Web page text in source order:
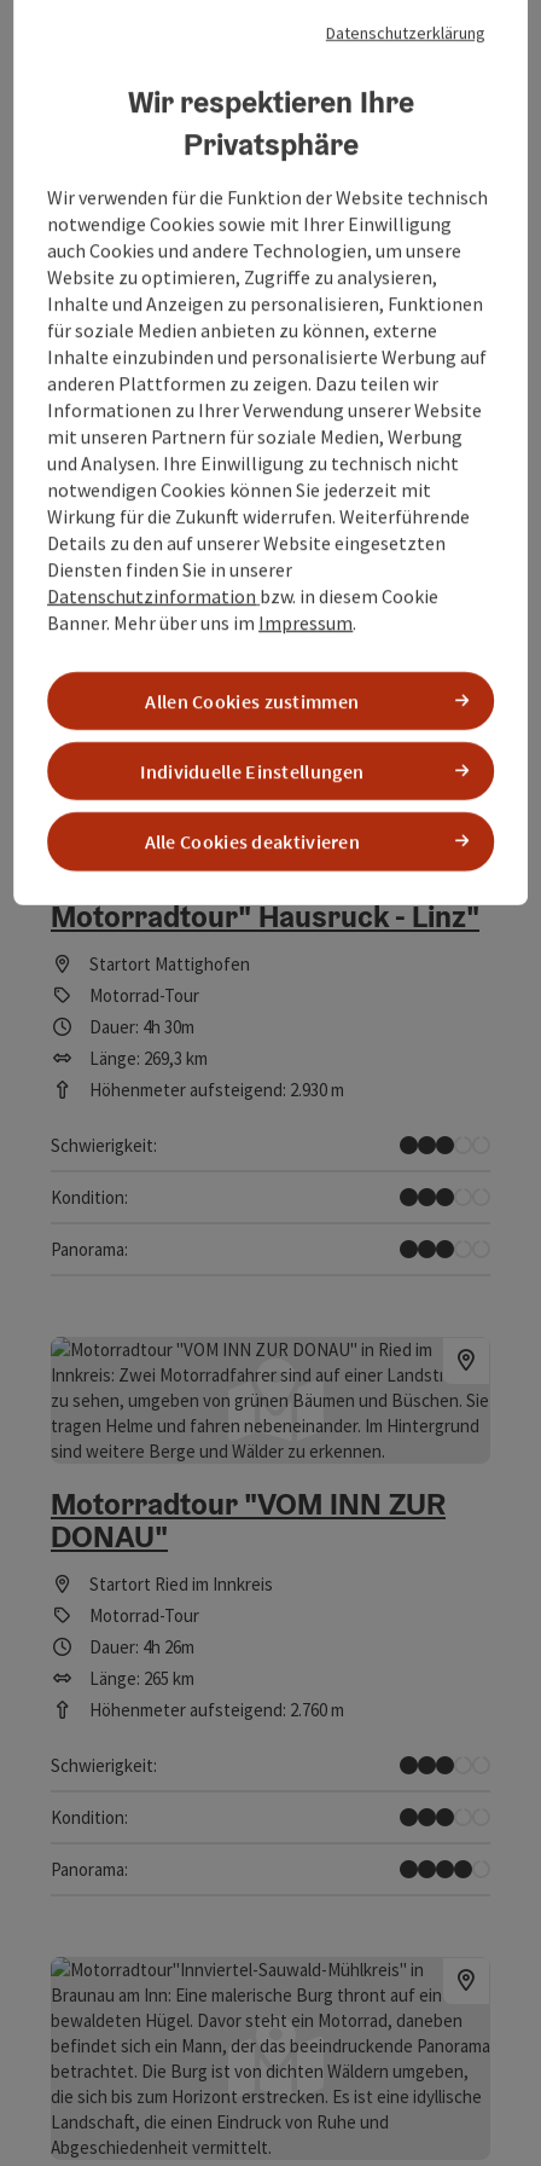
Motorradtour "MOLDAUBLICK"
StartortAltheim
Motorrad-Tour
Dauer: 5h 13m
Länge: 270,4 km
Höhenmeter aufsteigend: 3.646 m
Schwierigkeit:
Mittel
Kondition:
Leicht
Motorradtour" Hausruck - Linz"
Startort Mattighofen
Motorrad-Tour
Dauer: 4h 30m
Länge: 269,3 km
Höhenmeter aufsteigend: 2.930 m
Schwierigkeit:
Mittel
Kondition:
Mittel
Panorama:
Einige Ausblicke
Motorradtour "VOM INN ZUR
DONAU"
Startort Ried im Innkreis
Motorrad-Tour
Dauer: 4h 26m
Länge: 265 km
Höhenmeter aufsteigend: 2.760 m
Schwierigkeit:
Mittel
Kondition:
Mittel
Panorama:
Tolles Panorama
Datenschutzerklärung
Wir respektieren Ihre
Privatsphäre
Wir verwenden für die Funktion der Website technisch
notwendige Cookies sowie mit Ihrer Einwilligung
auch Cookies und andere Technologien, um unsere
Website zu optimieren, Zugriffe zu analysieren,
Inhalte und Anzeigen zu personalisieren, Funktionen
für soziale Medien anbieten zu können, externe
Inhalte einzubinden und personalisierte Werbung auf
anderen Plattformen zu zeigen. Dazu teilen wir
Informationen zu Ihrer Verwendung unserer Website
mit unseren Partnern für soziale Medien, Werbung
und Analysen. Ihre Einwilligung zu technisch nicht
notwendigen Cookies können Sie jederzeit mit
Wirkung für die Zukunft widerrufen. Weiterführende
Details zu den auf unserer Website eingesetzten
Diensten finden Sie in unserer
Datenschutzinformation bzw. in diesem Cookie
Banner. Mehr über uns im Impressum.
Alle Cookies deaktivieren
Individuelle Einstellungen
Allen Cookies zustimmen